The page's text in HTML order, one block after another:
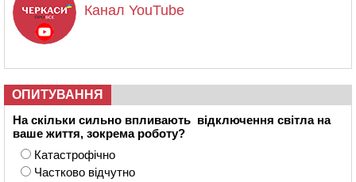
Канал YouTube
ОПИТУВАННЯ
На скільки сильно впливають відключення світла на
ваше життя, зокрема роботу?
Катастрофічно
Частково відчутно